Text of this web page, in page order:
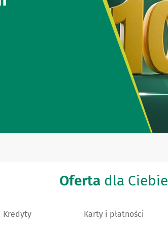
Oferta dla Ciebie
Kredyty Karty i płatności